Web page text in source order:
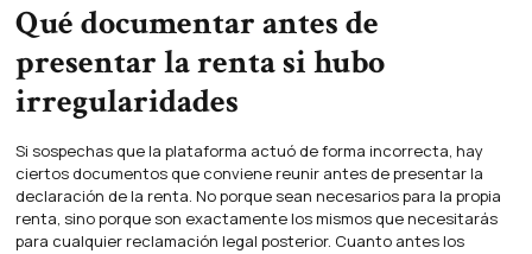
Qué documentar antes de
presentar la renta si hubo
irregularidades
Si sospechas que la plataforma actuó de forma incorrecta, hay
ciertos documentos que conviene reunir antes de presentar la
declaración de la renta. No porque sean necesarios para la propia
renta, sino porque son exactamente los mismos que necesitarás
para cualquier reclamación legal posterior. Cuanto antes los